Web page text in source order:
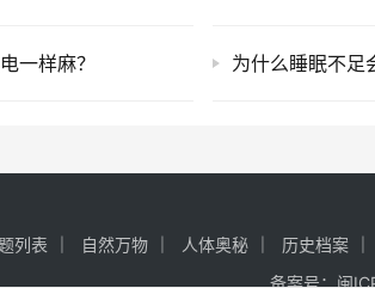
一样麻？ 为什么睡眠不足
列表 自然万物 人体奥秘 历史档案
备案号：闽